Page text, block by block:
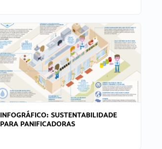
INFOGRÁFICO: SUSTENTABILIDADE
PARA PANIFICADORAS